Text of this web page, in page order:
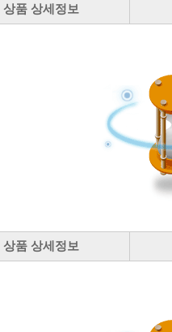
상품 상세정보
상품 상세정보